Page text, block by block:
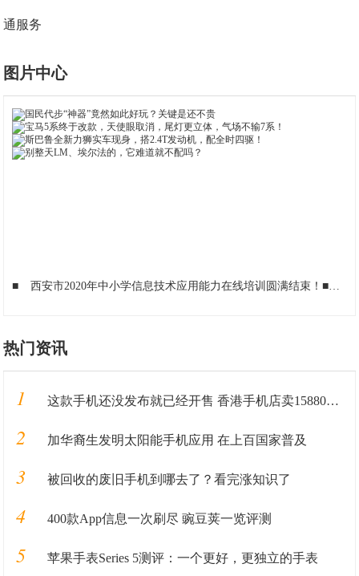
通服务
图片中心
■ 西安市2020年中小学信息技术应用能力在线培训圆满结束！■
热门资讯
1 这款手机还没发布就已经开售 香港手机店卖15880港币
2 加华裔生发明太阳能手机应用 在上百国家普及
3 被回收的废旧手机到哪去了？看完涨知识了
4 400款App信息一次刷尽 豌豆荚一览评测
5 苹果手表Series 5测评：一个更好，更独立的手表